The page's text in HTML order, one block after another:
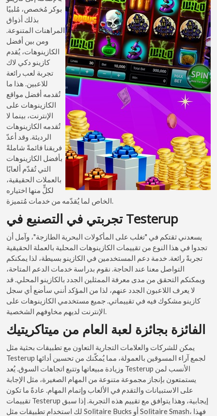
بوكر مُخصص، مُلبيًا
بذلك أذواق
المراهنات المتنوعة.
ومن بين أفضل
الكازينوهات، يُقدم
كازينو دكي لاك
تجربة لعب رائعة
للاعبين. هذا ما
تُقدمه أفضل مواقع
الكازينوهات على
الإنترنت، بينما لا
تُقدمه الكازينوهات
الرديئة. وقد أعدّ
فريقنا قائمةً شاملةً
بأفضل الكازينوهات
التي تُقدّم ألعابًا
بالعملات الحقيقية،
لكلٍّ منها اختياره
تجربتي في التصنيع في Testerup
يسعدني ثقتكم في "تغلب على المأكولات البحرية الطازجة"، وآمل أن
تجدوا في هذا النوع من تقييمات الكازينوهات المحلية بالعملة الحقيقية
تجربةً رائعة. خدمة دعم المستخدمين في الكازينو بسيطة، لذا يمكنكم
التواصل معنا عند الحاجة. نقوم بدراسة خدمات الدعم المتاحة،
ويمكنكم التحقق من مدى معرفة الممثلين الجدد بالكازينو المحلي. قد
لا يعرف اللاعبون الجدد عنهم، لذا من المؤكد أنني سأضع أي سجل
كازينو مشكوك فيه في تقييماتي. جميع مستخدمي الكازينوهات على
الفائزة بجائزة لعبة العام من ميتاكريتيك
يمكن للشركات والعلامات التجارية التعاون مع تطبيقات بحثية مثل
Testerup لجمع آراء المسوقين بالعمولة، مما يُمكّنك من تحسين أدائها
وزيادة مبيعاتها وتتبع اتجاهات السوق. يُعد Testerup الأنسب لمن
يستمتعون بإنجاز مجموعة متنوعة من المهام الصغيرة، مثل الإجابة
على الاستبيانات والتقدم في الألعاب وإتمام المهام. عادةً ما تكون
تقييمات Testerup إيجابية، وهذا يتوافق مع تقييم هذه التجربة. إذا سبق
لك استخدام تطبيقات مثل Solitaire Bucks أو Solitaire Smash، فهذا